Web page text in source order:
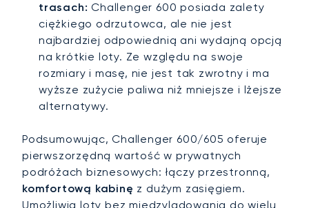
trasach: Challenger 600 posiada zalety
ciężkiego odrzutowca, ale nie jest
najbardziej odpowiednią ani wydajną opcją
na krótkie loty. Ze względu na swoje
rozmiary i masę, nie jest tak zwrotny i ma
wyższe zużycie paliwa niż mniejsze i lżejsze
alternatywy.
Podsumowując, Challenger 600/605 oferuje
pierwszorzędną wartość w prywatnych
podróżach biznesowych: łączy przestronną,
komfortową kabinę z dużym zasięgiem.
Umożliwia loty bez międzylądowania do wielu